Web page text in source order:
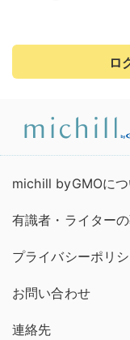
ロ
michill byGMOにつ
有識者・ライター
プライバシーポリ
お問い合わせ
連絡先